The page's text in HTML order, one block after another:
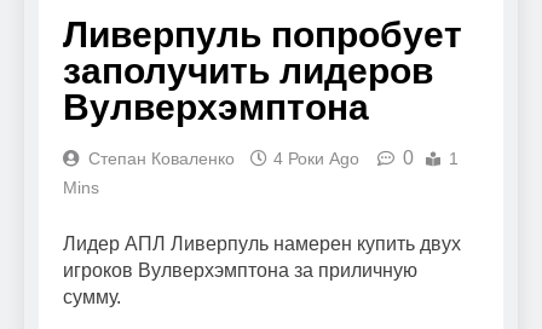
Ливерпуль попробует
заполучить лидеров
Вулверхэмптона
Степан Коваленко 4 Роки Ago 0
1
Mins
Лидер АПЛ Ливерпуль намерен купить двух
игроков Вулверхэмптона за приличную
сумму.